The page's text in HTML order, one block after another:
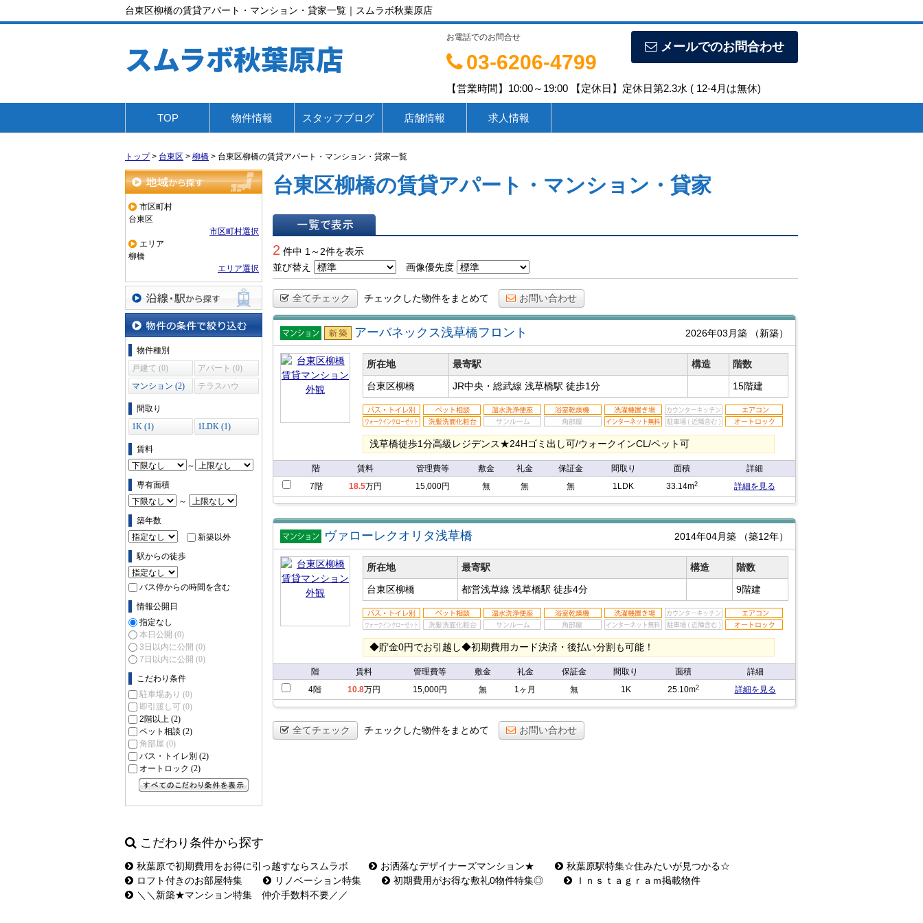
台東区柳橋の賃貸アパート・マンション・貸家一覧｜スムラボ秋葉原店
スムラボ秋葉原店 メールでのお問合わせ
お電話でのお問合せ
03-6206-4799
【営業時間】10:00～19:00 【定休日】定休日第2.3水 ( 12-4月は無休)
TOP 物件情報 スタッフブログ 店舗情報 求人情報
トップ> 台東区 > 柳橋 > 台東区柳橋の賃貸アパート・マンション・貸家一覧
地域から探す
市区町村
台東区
市区町村選択
エリア
柳橋
エリア選択
沿線・駅から探す
物件の条件で絞り込む
物件種別
戸建て (0)
アパート (0)
マンション (2)
テラスハウ
間取り
1K (1)
1LDK (1)
賃料
～
専有面積
～
築年数
新築以外
駅からの徒歩
バス停からの時間を含む
情報公開日
指定なし
本日公開 (0)
3日以内に公開 (0)
7日以内に公開 (0)
こだわり条件
駐車場あり (0)
即引渡し可 (0)
2階以上 (2)
ペット相談 (2)
角部屋 (0)
バス・トイレ別 (2)
オートロック (2)
台東区柳橋の賃貸アパート・マンション・貸家
2 件中 1～2件を表示
並び替え
画像優先度
全てチェック チェックした物件をまとめて お問い合わせ
賃貸マン
ション
新築
アーバネックス浅草橋フロント 2026年03月築 （新築）
所在地 最寄駅 構造
階数
台東区柳橋
JR中央・総武線 浅草橋駅 徒歩1分 15階建
浅草橋徒歩1分高級レジデンス★24Hゴミ出し可/ウォークインCL/ペット可
階 賃料 管理費等 敷金 礼金 保証金 間取り 面積
詳細
7階
18.5万円 15,000円 無 無 無 1LDK 33.14m2 詳細を見る
賃貸マン
ション
ヴァローレクオリタ浅草橋 2014年04月築 （築12年）
所在地 最寄駅 構造
階数
台東区柳橋
都営浅草線 浅草橋駅 徒歩4分 9階建
◆貯金0円でお引越し◆初期費用カード決済・後払い分割も可能！
階 賃料 管理費等 敷金 礼金 保証金 間取り 面積
詳細
4階
10.8万円 15,000円 無 1ヶ月 無 1K 25.10m2 詳細を見る
全てチェック チェックした物件をまとめて お問い合わせ
こだわり条件から探す
秋葉原で初期費用をお得に引っ越すならスムラボ お洒落なデザイナーズマンション★
秋葉原駅特集☆住みたいが見つかる☆
ロフト付きのお部屋特集
リノベーション特集 初期費用がお得な敷礼0物件特集◎
Ｉｎｓｔａｇｒａｍ掲載物件
＼＼新築★マンション特集 仲介手数料不要／／